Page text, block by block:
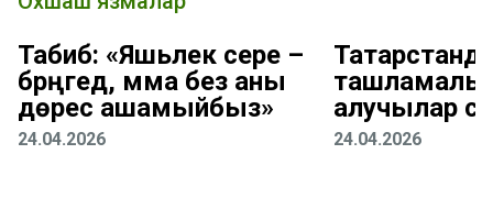
Табиб: «Яшьлек сере –
бәрәңгедә, әмма без аны
дөрес ашамыйбыз»
24.04.2026
ташламалы
алучылар
24.04.2026